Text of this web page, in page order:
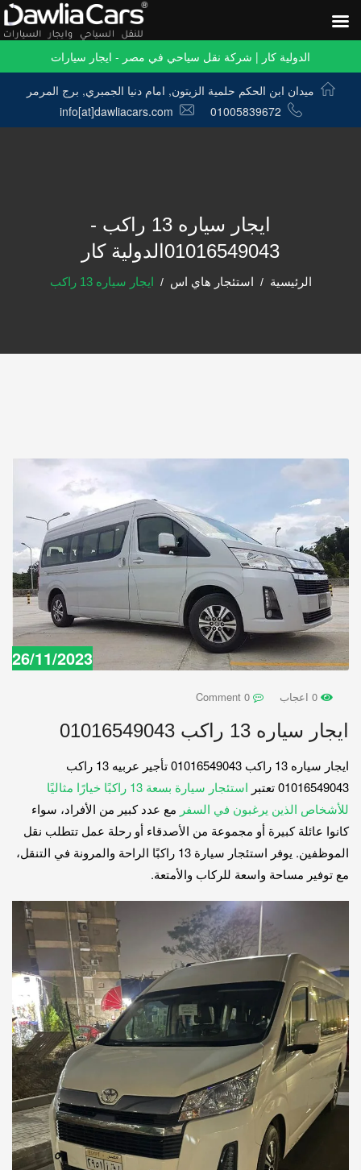
الدولية كار | شركة نقل سياحي في مصر - ايجار سيارات
ميدان ابن الحكم حلمية الزيتون, امام دنيا الجمبري, برج المرمر
01005839672
info[at]dawliacars.com
ايجار سياره 13 راكب -
01016549043الدولية كار
الرئيسية استئجار هاي اس ايجار سياره 13 راكب
26/11/2023
ايجار سياره 13 راكب 01016549043
ايجار سياره 13 راكب 01016549043 تأجير عربيه 13 راكب
01016549043 تعتبر
استئجار سيارة بسعة 13 راكبًا خيارًا مثاليًا
للأشخاص الذين يرغبون في السفر مع عدد كبير من الأفراد، سواء
كانوا عائلة كبيرة أو مجموعة من الأصدقاء أو رحلة عمل تتطلب نقل
الموظفين. يوفر استئجار سيارة 13 راكبًا الراحة والمرونة في التنقل،
مع توفير مساحة واسعة للركاب والأمتعة.